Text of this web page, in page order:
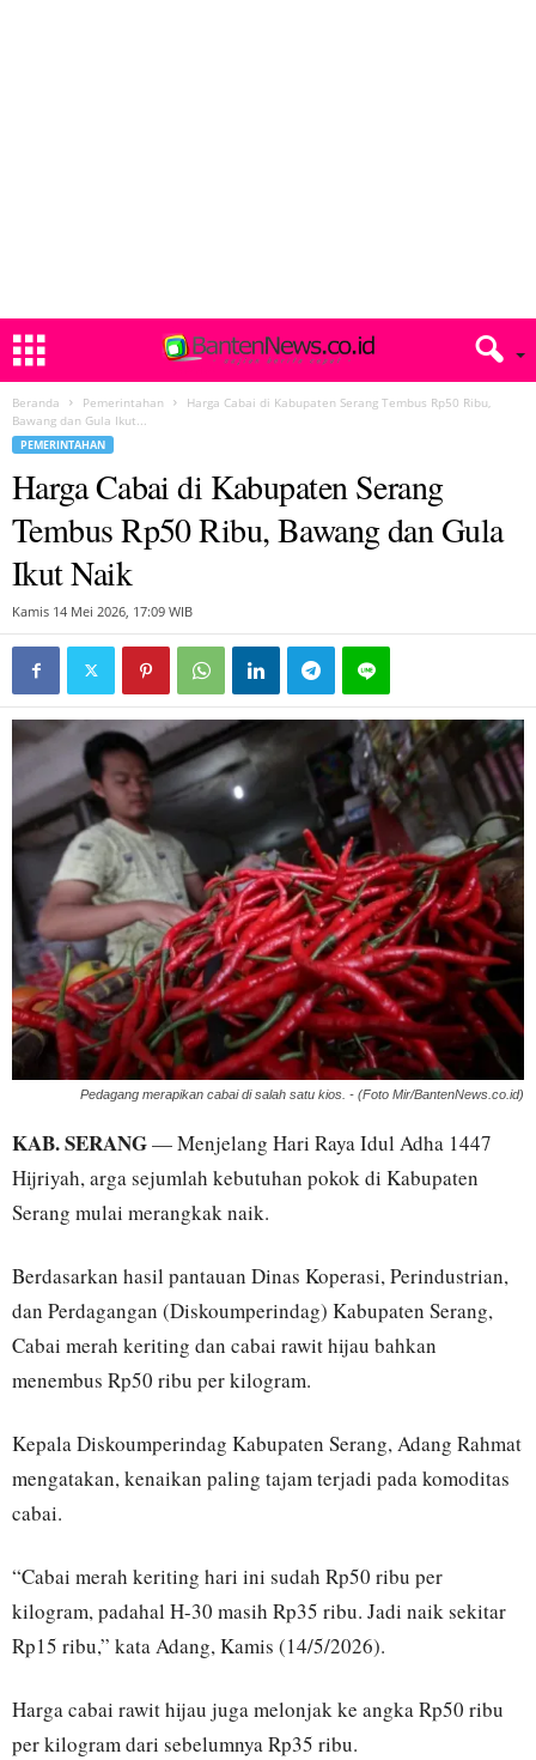
Beranda Pemerintahan
Harga Cabai di Kabupaten Serang Tembus Rp50 Ribu,
Bawang dan Gula Ikut...
PEMERINTAHAN
Harga Cabai di Kabupaten Serang
Tembus Rp50 Ribu, Bawang dan Gula
Ikut Naik
Kamis 14 Mei 2026, 17:09 WIB
Pedagang merapikan cabai di salah satu kios. - (Foto Mir/BantenNews.co.id)
KAB. SERANG— Menjelang Hari Raya Idul Adha 1447
Hijriyah, arga sejumlah kebutuhan pokok di Kabupaten
Serang mulai merangkak naik.
Berdasarkan hasil pantauan Dinas Koperasi, Perindustrian,
dan Perdagangan (Diskoumperindag) Kabupaten Serang,
Cabai merah keriting dan cabai rawit hijau bahkan
menembus Rp50 ribu per kilogram.
Kepala Diskoumperindag Kabupaten Serang, Adang Rahmat
mengatakan, kenaikan paling tajam terjadi pada komoditas
cabai.
“Cabai merah keriting hari ini sudah Rp50 ribu per
kilogram, padahal H-30 masih Rp35 ribu. Jadi naik sekitar
Rp15 ribu,” kata Adang, Kamis (14/5/2026).
Harga cabai rawit hijau juga melonjak ke angka Rp50 ribu
per kilogram dari sebelumnya Rp35 ribu.